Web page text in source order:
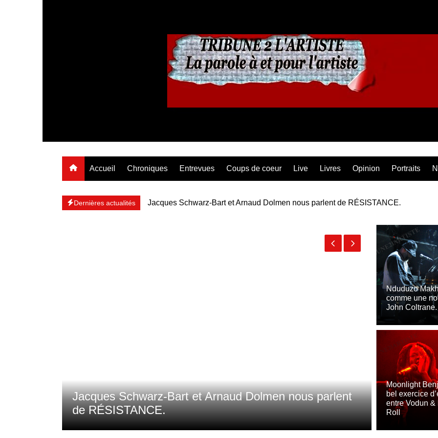
Accueil Chroniques Entrevues Coups de coeur Live Livres Opinion Portraits
Dernières actualités Jacques Schwarz-Bart et Arnaud Dolmen nous parlent de RÉSISTANCE.
Jacques Schwarz-Bart et Arnaud Dolmen nous parlent
de RÉSISTANCE.
en le
l’universel.
Nduduzo
comme une
John Coltrane.
Moonlight
bel exercice
entre Vodun &
Roll